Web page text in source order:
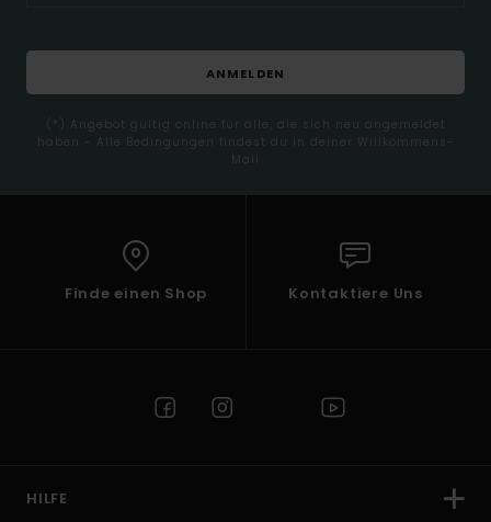
ANMELDEN
(*) Angebot gültig online für alle, die sich neu angemeldet
haben - Alle Bedingungen findest du in deiner Willkommens-
Mail
Finde einen Shop Kontaktiere Uns
HILFE